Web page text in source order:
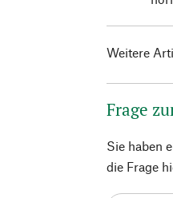
Weitere
Frage
Sie haben
die Frage